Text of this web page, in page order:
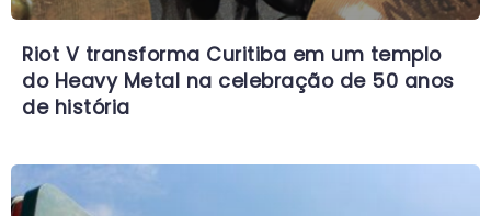
Riot V transforma Curitiba em um templo
do Heavy Metal na celebração de 50 anos
de história